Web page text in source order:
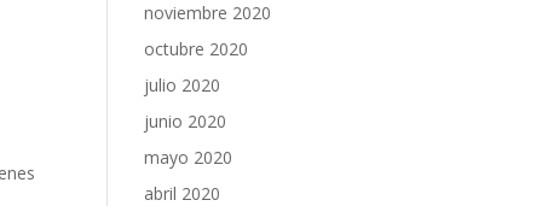
noviembre 2020
octubre 2020
julio 2020
junio 2020
mayo 2020
abril 2020